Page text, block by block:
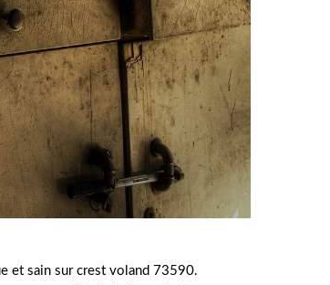
et sain sur crest voland 73590.